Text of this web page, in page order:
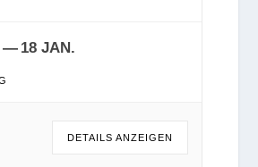
— 18 JAN.
DETAILS ANZEI­GEN